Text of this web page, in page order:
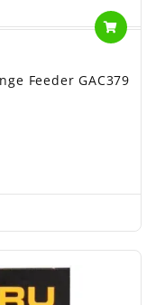
Feeder GAC379